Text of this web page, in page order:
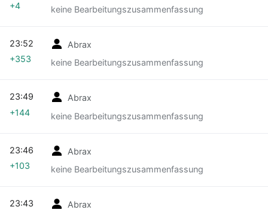
keine Bearbeitungszusammenfassung
+4
Abrax
keine Bearbeitungszusammenfassung
23:52
+353
Abrax
keine Bearbeitungszusammenfassung
23:49
+144
Abrax
keine Bearbeitungszusammenfassung
23:46
+103
Abrax
23:43